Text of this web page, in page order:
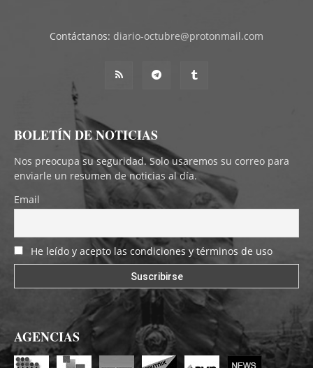
Contáctanos: diario-octubre@protonmail.com
BOLETÍN DE NOTICIAS
Nos preocupa su seguridad. Solo usaremos su correo para
enviarle un resumen de noticias al día.
Email
He leído y acepto las condiciones y términos de uso
AGENCIAS